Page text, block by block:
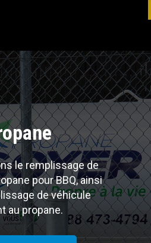
le remplissage de
pour BBQ, ainsi
de véhicule
au propane.